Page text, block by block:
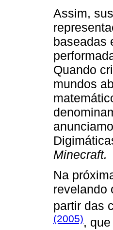
Assim,
baseadas
Quando
mundos
Minecraft.
Na
revelando
partir das
(2005),